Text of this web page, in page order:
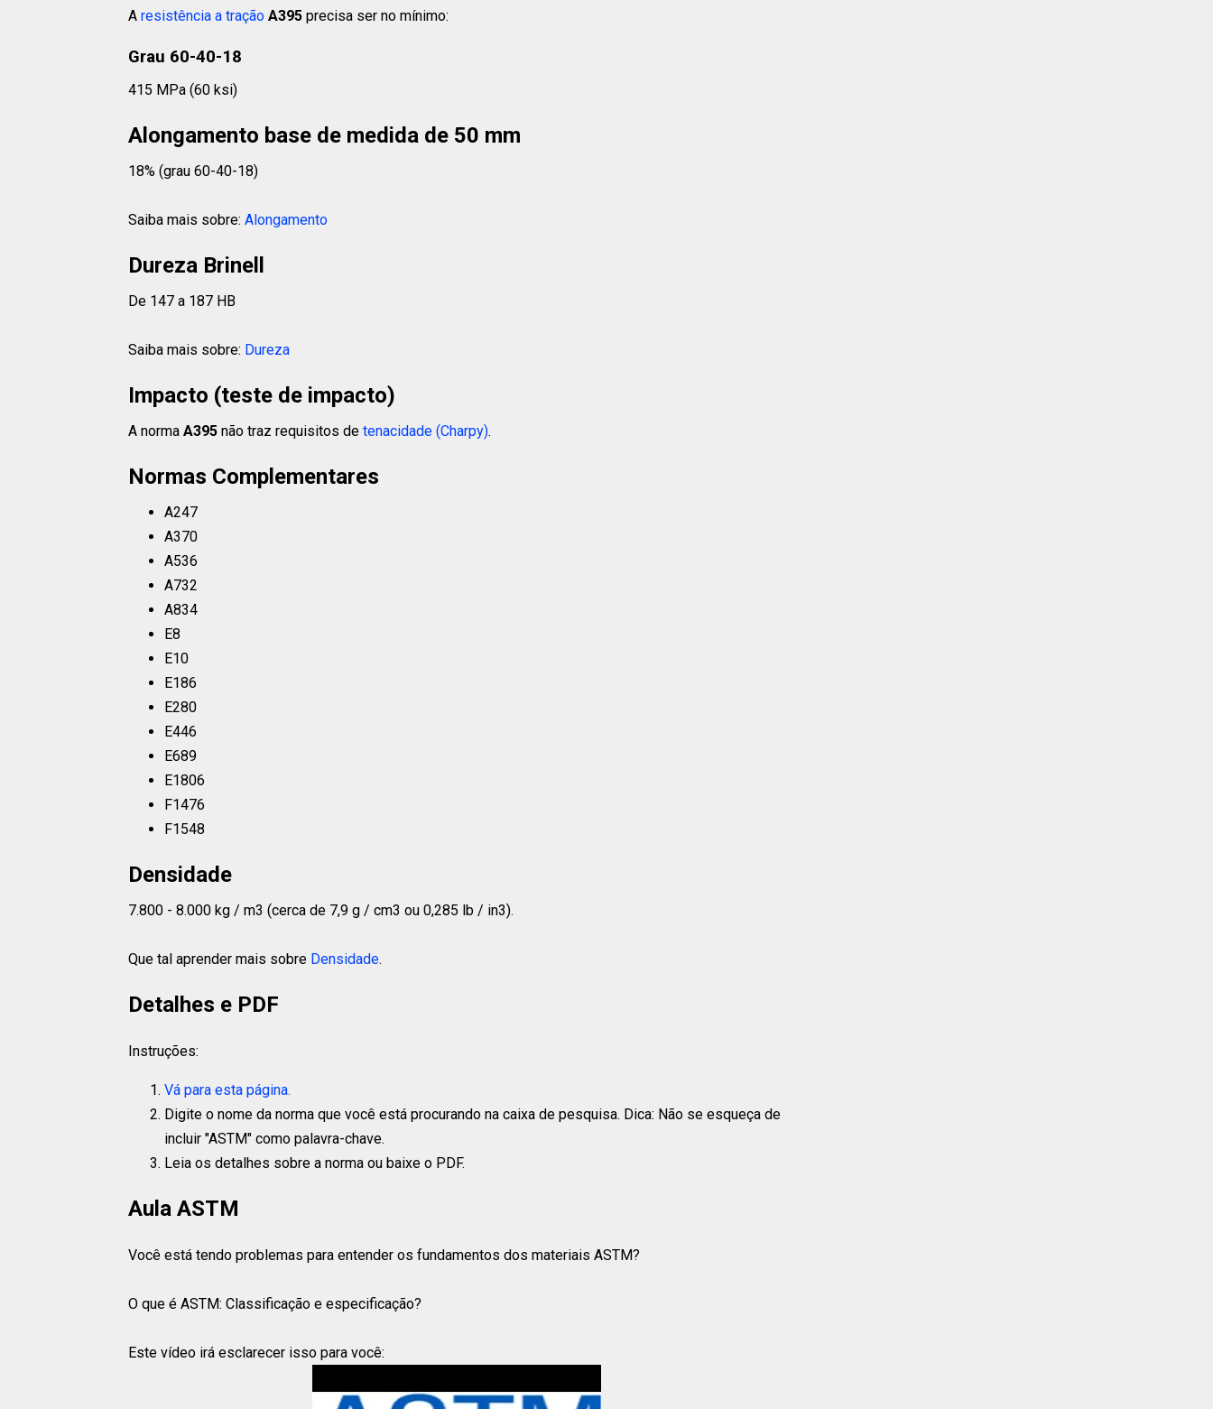
A resistência a tração A395 precisa ser no mínimo:
Grau 60-40-18
415 MPa (60 ksi)
Alongamento base de medida de 50 mm
18% (grau 60-40-18)
Saiba mais sobre: Alongamento
Dureza Brinell
De 147 a 187 HB
Saiba mais sobre: Dureza
Impacto (teste de impacto)
A norma A395 não traz requisitos de tenacidade (Charpy).
Normas Complementares
A247
A370
A536
A732
A834
E8
E10
E186
E280
E446
E689
E1806
F1476
F1548
Densidade
7.800 - 8.000 kg / m3 (cerca de 7,9 g / cm3 ou 0,285 lb / in3).
Que tal aprender mais sobre Densidade.
Detalhes e PDF
Instruções:
Vá para esta página.
Digite o nome da norma que você está procurando na caixa de pesquisa. Dica: Não se esqueça de
incluir "ASTM" como palavra-chave.
Leia os detalhes sobre a norma ou baixe o PDF.
Aula ASTM
Você está tendo problemas para entender os fundamentos dos materiais ASTM?
O que é ASTM: Classificação e especificação?
Este vídeo irá esclarecer isso para você: